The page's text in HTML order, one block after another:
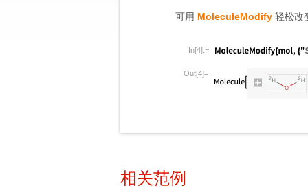
可用 MoleculeModify 轻松改
In[4]:=
Out[4]=
相关范例